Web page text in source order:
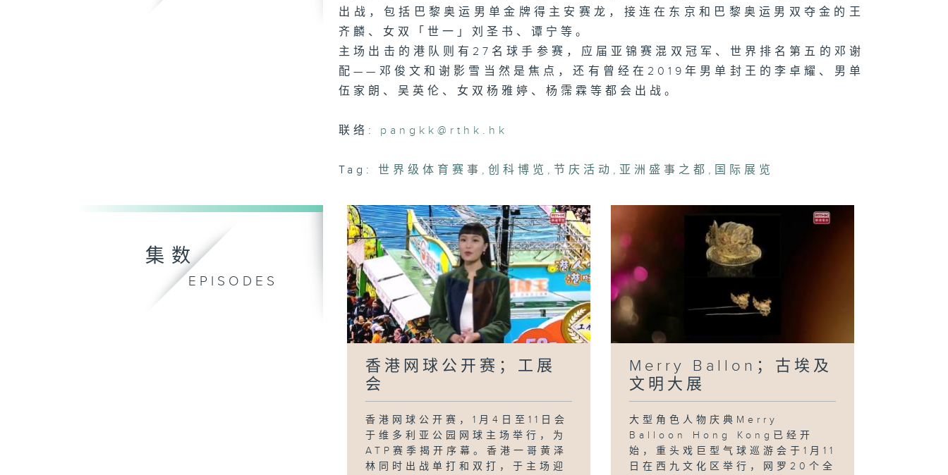
小心意．大众乐
小心意．大众乐；
WTT香港总决赛
出战，包括巴黎奥运男单金牌得主安赛龙，接连在东京和巴黎奥运男双夺金的王
齐麟、女双「世一」刘圣书、谭宁等。
主场出击的港队则有27名球手参赛，应届亚锦赛混双冠军、世界排名第五的邓谢
配——邓俊文和谢影雪当然是焦点，还有曾经在2019年男单封王的李卓耀、男单
伍家朗、吴英伦、女双杨雅婷、杨霈霖等都会出战。
联络: pangkk@rthk.hk
Tag: 世界级体育赛事 ,创科博览 , 节庆活动 ,亚洲盛事之都 , 国际展览
集数
EPISODES
香港网球公开赛；工展
会
香港网球公开赛，1月4日至11日会
于维多利亚公园网球主场举行，为
ATP赛季揭开序幕。香港一哥黄泽
林同时出战单打和双打，于主场迎
Merry Ballon；古埃及
文明大展
大型角色人物庆典Merry
Balloon Hong Kong已经开
始，重头戏巨型气球巡游会于1月11
日在西九文化区举行，网罗20个全